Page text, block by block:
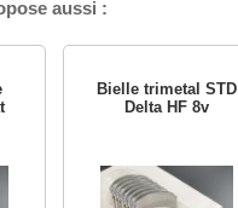
aussi :
Bielle trimetal STD
Delta HF 8v